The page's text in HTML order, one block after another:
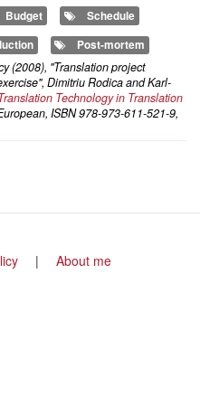
Budget
Schedule
Post-mortem
(2008), "Translation project
Dimitriu Rodica and Karl-
Technology in Translation
ISBN 978-973-611-521-9,
About me